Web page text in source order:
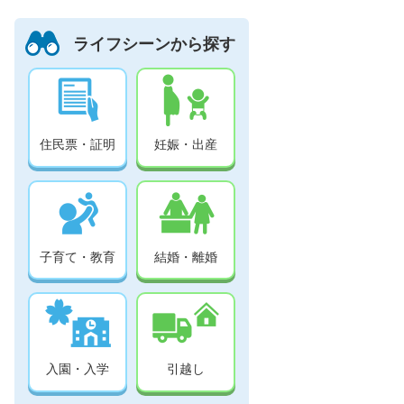
ライフシーンから探す
住民票・証明 妊娠・出産
子育て・教育 結婚・離婚
入園・入学 引越し